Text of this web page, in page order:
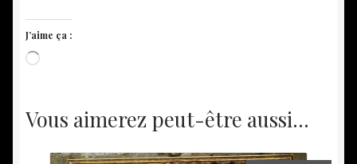
J’aime ça :
Chargement…
Vous aimerez peut-être aussi…